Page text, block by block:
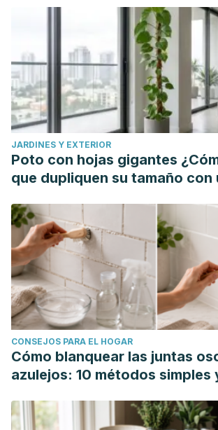
JARDINES Y EXTERIOR
Poto con hojas gigantes
que dupliquen su tamaño con
CONSEJOS PARA EL HOGAR
Cómo blanquear las juntas
azulejos: 10 métodos